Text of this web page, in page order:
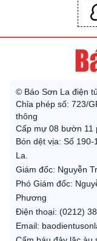
© Báo Sơn La điện
Chỉa phép số: 723/
thông
Cấp mự 08 bườn 11
Bón dệt vịa: Số
La.
Giám đốc: Nguyễn
Phó Giám đốc:
Phương
Điện thoại: (0212)
Email: